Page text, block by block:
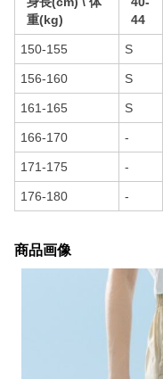
重(kg)
44
150-155 S
156-160 S
161-165 S
166-170 -
171-175 -
176-180 -
商品画像